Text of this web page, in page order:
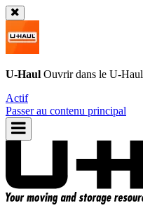
U-Haul Ouvrir dans le U-Haul
Actif
Passer au contenu principal